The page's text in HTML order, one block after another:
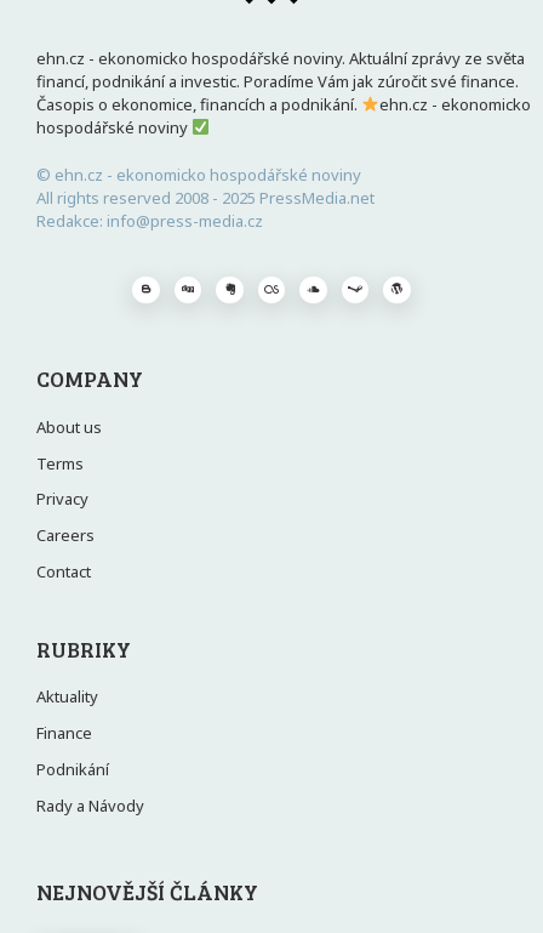
ehn.cz - ekonomicko hospodářské noviny. Aktuální zprávy ze světa
financí, podnikání a investic. Poradíme Vám jak zúročit své finance.
Časopis o ekonomice, financích a podnikání.
ehn.cz - ekonomicko
hospodářské noviny
© ehn.cz - ekonomicko hospodářské noviny
All rights reserved 2008 - 2025 PressMedia.net
Redakce: info@press-media.cz
COMPANY
About us
Terms
Privacy
Careers
Contact
RUBRIKY
Aktuality
Finance
Podnikání
Rady a Návody
NEJNOVĚJŠÍ ČLÁNKY